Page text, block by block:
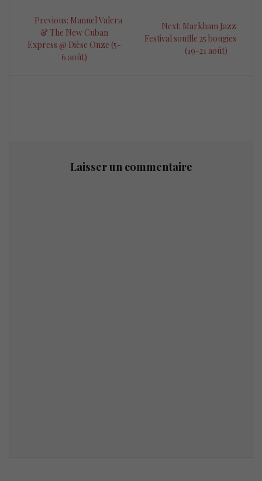
Navigation
l’article
Previous: Previous
post:
Manuel Valera
& The New Cuban
Express @ Dièse Onze (5-
6 août)
Next: Next
post:
Markham Jazz
Festival souffle 25 bougies
(19-21 août)
Laisser un commentaire